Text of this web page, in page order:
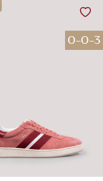
0-0-3